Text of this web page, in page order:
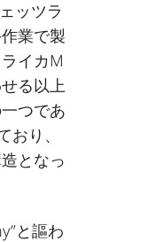
ッツラ
業で製
イカM
る以上
つであ
り、
となっ
と謳わ